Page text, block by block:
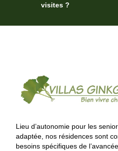
visites ?
Lieu d’autonomie pour les
adaptée, nos résidences sont
besoins spécifiques de